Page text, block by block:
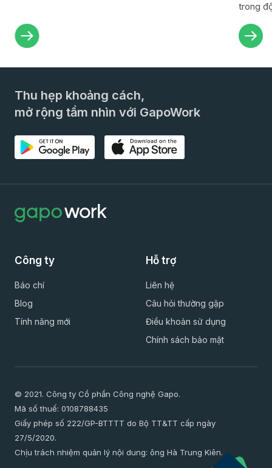
trong
Thu hẹp khoảng cách,
mở rộng tầm nhìn với GapoWork
Công ty
Báo chí
Blog
Tính năng mới
Hỗ trợ
Liên hệ
Câu hỏi thường gặp
Điều khoản sử dụng
Chính sách bảo mật
© 2021. Công ty Cổ phần Công nghệ Gapo.
Mã số thuế: 0108788435
Giấy phép số 222/GP-BTTTT do Bộ TT&TT cấp ngày
27/5/2020.
Chịu trách nhiệm quản lý nội dung: ông Hà Trung Kiên.